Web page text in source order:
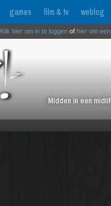
games film & tv weblog
Midden in een
Klik hier om in te loggen of hier om